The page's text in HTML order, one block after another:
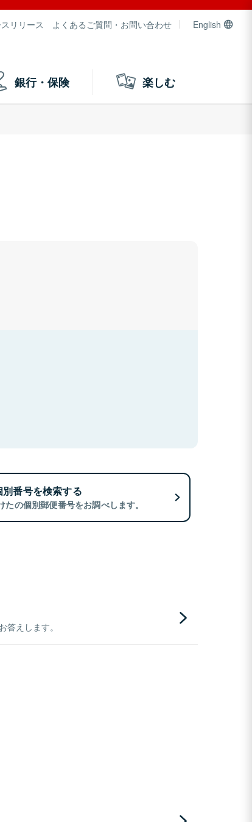
リリース よくあるご質問・お問い合わせ English
銀行・保険 楽しむ
番号を検索する
たの個別郵便番号をお調べします。
答えします。